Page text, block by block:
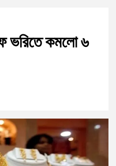
ভরিতে কমলো ৬